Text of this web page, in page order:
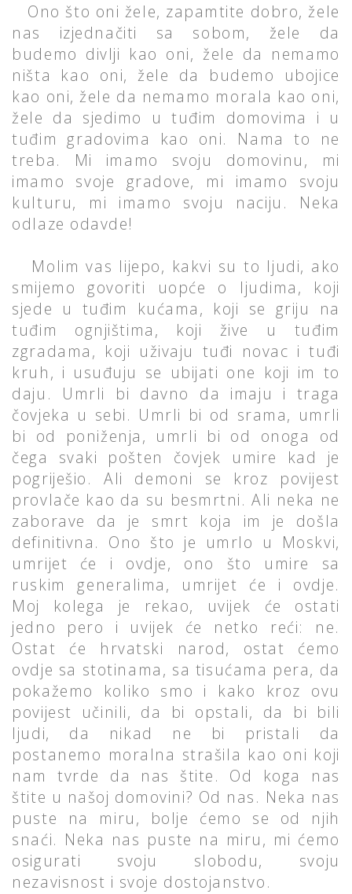
Ono što oni žele, zapamtite dobro, žele
nas izjednačiti sa sobom, žele da
budemo divlji kao oni, žele da nemamo
ništa kao oni, žele da budemo ubojice
kao oni, žele da nemamo morala kao oni,
žele da sjedimo u tuđim domovima i u
tuđim gradovima kao oni. Nama to ne
treba. Mi imamo svoju domovinu, mi
imamo svoje gradove, mi imamo svoju
kulturu, mi imamo svoju naciju. Neka
odlaze odavde!
Molim vas lijepo, kakvi su to ljudi, ako
smijemo govoriti uopće o ljudima, koji
sjede u tuđim kućama, koji se griju na
tuđim ognjištima, koji žive u tuđim
zgradama, koji uživaju tuđi novac i tuđi
kruh, i usuđuju se ubijati one koji im to
daju. Umrli bi davno da imaju i traga
čovjeka u sebi. Umrli bi od srama, umrli
bi od poniženja, umrli bi od onoga od
čega svaki pošten čovjek umire kad je
pogriješio. Ali demoni se kroz povijest
provlače kao da su besmrtni. Ali neka ne
zaborave da je smrt koja im je došla
definitivna. Ono što je umrlo u Moskvi,
umrijet će i ovdje, ono što umire sa
ruskim generalima, umrijet će i ovdje.
Moj kolega je rekao, uvijek će ostati
jedno pero i uvijek će netko reći: ne.
Ostat će hrvatski narod, ostat ćemo
ovdje sa stotinama, sa tisućama pera, da
pokažemo koliko smo i kako kroz ovu
povijest učinili, da bi opstali, da bi bili
ljudi, da nikad ne bi pristali da
postanemo moralna strašila kao oni koji
nam tvrde da nas štite. Od koga nas
štite u našoj domovini? Od nas. Neka nas
puste na miru, bolje ćemo se od njih
snaći. Neka nas puste na miru, mi ćemo
osigurati svoju slobodu, svoju
nezavisnost i svoje dostojanstvo.